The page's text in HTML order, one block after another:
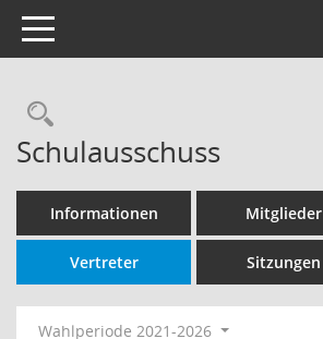
Toggle navigation
Rechercheauswahl
Schulausschuss
Informationen Mitglieder
Vertreter Sitzungen
Wahlperiode 2021-2026